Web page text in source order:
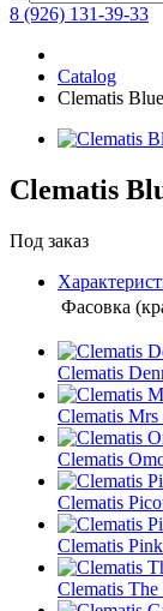
8 (926) 131-39-33
Catalog
Clematis
Clematis
Под заказ
Фасовка
Clematis
Clematis Mrs
Clematis
Clematis
Clematis
Clematis The